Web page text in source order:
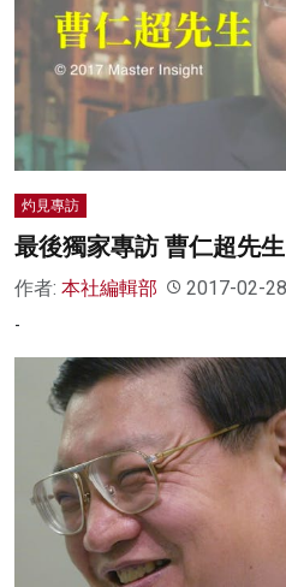
灼見專訪
最後獨家專訪 曹仁超先生
作者: 本社編輯部 2017-02-28
-